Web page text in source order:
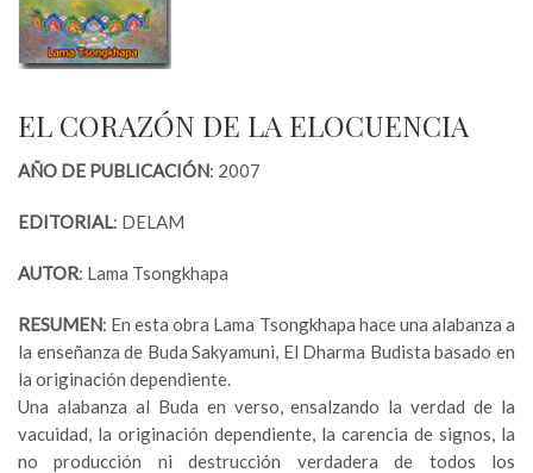
EL CORAZÓN DE LA ELOCUENCIA
AÑO DE PUBLICACIÓN: 2007
EDITORIAL: DELAM
AUTOR: Lama Tsongkhapa
RESUMEN: En esta obra Lama Tsongkhapa hace una alabanza a
la enseñanza de Buda Sakyamuni, El Dharma Budista basado en
la originación dependiente.
Una alabanza al Buda en verso, ensalzando la verdad de la
vacuidad, la originación dependiente, la carencia de signos, la
no producción ni destrucción verdadera de todos los